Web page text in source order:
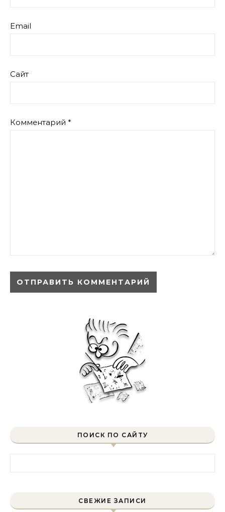
Email
Сайт
Комментарий *
ПОИСК ПО САЙТУ
СВЕЖИЕ ЗАПИСИ